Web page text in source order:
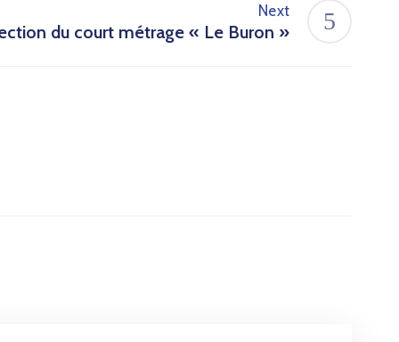
Next
du court métrage « Le Buron »